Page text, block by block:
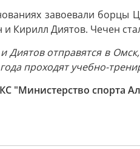
завоевали борцы
Кирилл Диятов. Чечен
Диятов отправятся в
проходят учебно-
"Министерство спорта